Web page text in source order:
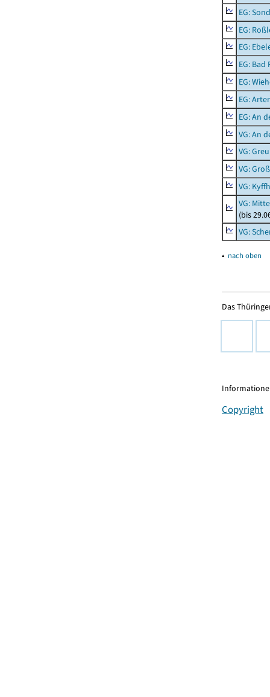
EG:
EG:
EG:
EG:
EG:
EG:
EG: An
VG: An
VG:
VG:
VG:
VG:
(bis
VG:
▴ nach oben
Das
Copyright